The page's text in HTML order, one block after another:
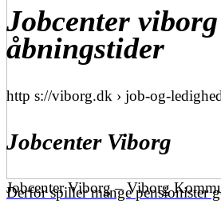
Derfor spiller mange pensionister
Jobcenter viborg
åbningstider
http s://viborg.dk › job-og-
Jobcenter Viborg
Jobcenter Viborg – Viborg